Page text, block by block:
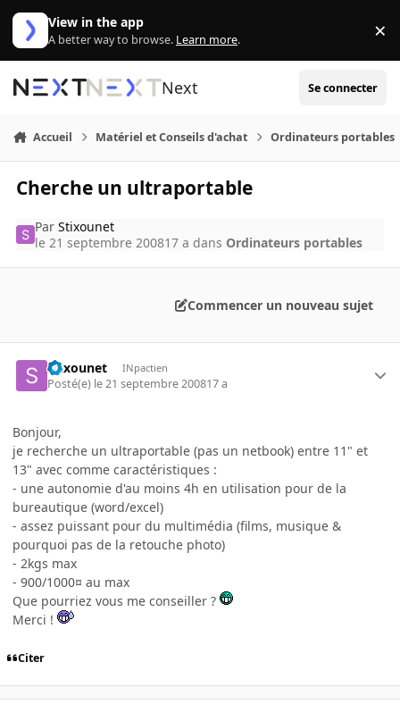
Aller au contenu
View in the app
A better way to browse. Learn more. ×
Next Se connecter
Accueil Matériel et Conseils d'achat Ordinateurs portables
Cherche un ultraportable
ParStixounet
le 21 septembre 200817 a dans Ordinateurs portables
Commencer un nouveau sujet
Stixounet INpactien
Posté(e) le 21 septembre 200817 a
Bonjour,
je recherche un ultraportable (pas un netbook) entre 11" et
13" avec comme caractéristiques :
- une autonomie d'au moins 4h en utilisation pour de la
bureautique (word/excel)
- assez puissant pour du multimédia (films, musique &
pourquoi pas de la retouche photo)
- 2kgs max
- 900/1000¤ au max
Que pourriez vous me conseiller ?
Merci !
Citer